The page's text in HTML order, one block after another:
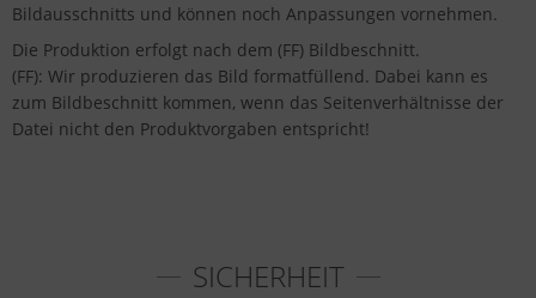
Bildausschnitts und können noch Anpassungen vornehmen.
Die Produktion erfolgt nach dem (FF) Bildbeschnitt.
(FF): Wir produzieren das Bild formatfüllend. Dabei kann es
zum Bildbeschnitt kommen, wenn das Seitenverhältnisse der
Datei nicht den Produktvorgaben entspricht!
SICHERHEIT